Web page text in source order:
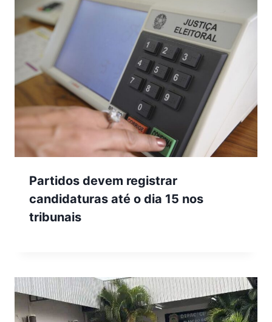
Partidos devem registrar
candidaturas até o dia 15 nos
tribunais